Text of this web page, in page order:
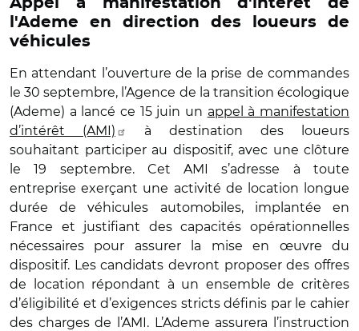
l'Ademe en direction des loueurs de
véhicules
En attendant l’ouverture de la prise de commandes
le 30 septembre, l’Agence de la transition écologique
(Ademe) a lancé ce 15 juin un appel à manifestation
d’intérêt (AMI)
à destination des loueurs
souhaitant participer au dispositif, avec une clôture
le 19 septembre. Cet AMI s’adresse à toute
entreprise exerçant une activité de location longue
durée de véhicules automobiles, implantée en
France et justifiant des capacités opérationnelles
nécessaires pour assurer la mise en œuvre du
dispositif. Les candidats devront proposer des offres
de location répondant à un ensemble de critères
d’éligibilité et d’exigences stricts définis par le cahier
des charges de l’AMI. L’Ademe assurera l’instruction